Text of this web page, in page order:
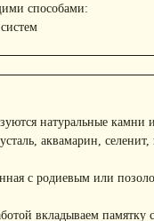
способами:
натуральные
аквамарин,
с родиевым или
вкладываем